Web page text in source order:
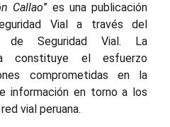
Callao” es una publicación
Vial a través del
de Seguridad Vial. La
constituye el esfuerzo
comprometidas en la
información en torno a los
vial peruana.